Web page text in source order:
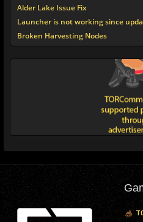
Alder Lake Issue Fix
Launcher is not working since
Broken Harvesting Nodes